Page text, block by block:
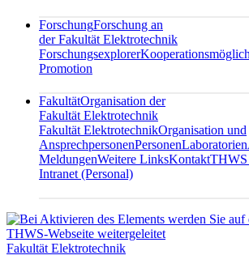
ForschungForschung an
der Fakultät Elektrotechnik
Forschungsexplorer
Promotion
FakultätOrganisation der
Fakultät Elektrotechnik
Fakultät ElektrotechnikOrganisation und
AnsprechpersonenPersonenLaboratorien
MeldungenWeitere LinksKontaktTHWS
Intranet (Personal)
Fakultät Elektrotechnik